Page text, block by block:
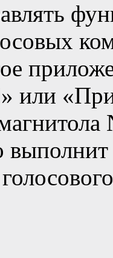
или